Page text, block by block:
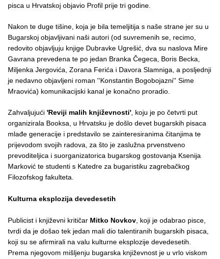
pisca u Hrvatskoj objavio Profil prije tri godine.
Nakon te duge tišine, koja je bila temeljitija s naše strane jer su u
Bugarskoj objavljivani naši autori (od suvremenih se, recimo,
redovito objavljuju knjige Dubravke Ugrešić, dva su naslova Mire
Gavrana prevedena te po jedan Branka Čegeca, Boris Becka,
Miljenka Jergovića, Zorana Ferića i Davora Slamniga, a posljednji
je nedavno objavljeni roman ''Konstantin Bogobojazni'' Sime
Mraovića) komunikacijski kanal je konačno proradio.
Zahvaljujući 'Reviji malih književnosti', koju je po četvrti put
organizirala Booksa, u Hrvatsku je došlo devet bugarskih pisaca
mlađe generacije i predstavilo se zainteresiranima čitanjima te
prijevodom svojih radova, za što je zaslužna prvenstveno
prevoditeljica i suorganizatorica bugarskog gostovanja Ksenija
Marković te studenti s Katedre za bugaristiku zagrebačkog
Filozofskog fakulteta.
Kulturna eksplozija devedesetih
Publicist i književni kritičar Mitko Novkov, koji je odabrao pisce,
tvrdi da je došao tek jedan mali dio talentiranih bugarskih pisaca,
koji su se afirmirali na valu kulturne eksplozije devedesetih.
Prema njegovom mišljenju bugarska književnost je u vrlo viskom